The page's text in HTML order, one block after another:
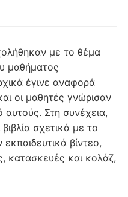
με το θέμα
μαθήματος
έγινε αναφορά
οι μαθητές γνώρισαν
αυτούς. Στη συνέχεια,
σχετικά με το
βίντεο,
κατασκευές και κολάζ,